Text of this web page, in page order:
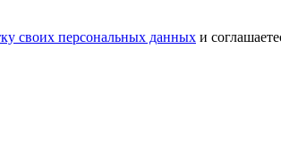
своих персональных данных и